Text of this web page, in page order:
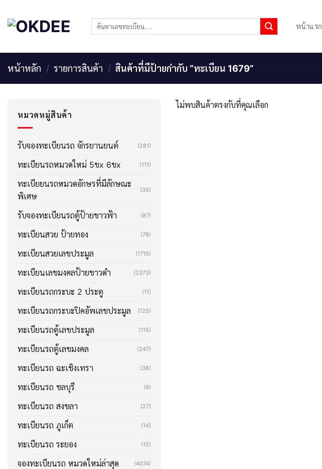
content
ค้นหา: หน้าแรก
หน้าหลัก / รายการสินค้า / สินค้าที่มีป้ายกำกับ “ทะเบียน 1679”
หมวดหมู่สินค้า
รับจองทะเบียนรถ จักรยานยนต์ (281)
ทะเบียนรถหมวดใหม่ 5ขx 6ขx (111)
ทะเบียยนรถหมวดอักษรที่มีลักษณะ
พิเศษ
(35)
รับจองทะเบียนรถตู้ป้ายขาวฟ้า (87)
ทะเบียนสวย ป้ายทอง (78)
ทะเบียนสวยเลขประมูล (1715)
ทะเบียนเลขมงคลป้ายขาวดำ (2373)
ทะเบียนรถกระบะ 2 ประตู (11)
ทะเบียนรถกระบะปิคอัพเลขประมูล (125)
ทะเบียนรถตู้เลขประมูล (115)
ทะเบียนรถตู้เลขมงคล (247)
ทะเบียนรถ ฉะเชิงเทรา (38)
ทะเบียนรถ ชลบุรี (9)
ทะเบียนรถ สงขลา (27)
ทะเบียนรถ ภูเก็ต (14)
ทะเบียนรถ ระยอง (15)
จองทะเบียนรถ หมวดใหม่ล่าสุด (4074)
ไม่พบสินค้าตรงกับที่คุณเลือก